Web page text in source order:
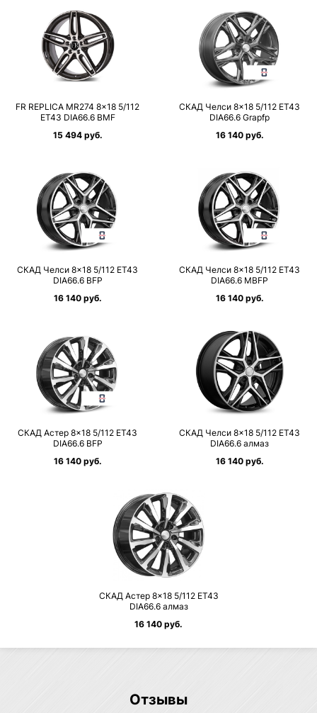
FR REPLICA MR274 8×18 5/112
ET43 DIA66.6 BMF
15 494 руб.
СКАД Челси 8×18 5/112 ET43
DIA66.6 Grapfp
16 140 руб.
СКАД Челси 8×18 5/112 ET43
DIA66.6 BFP
16 140 руб.
СКАД Челси 8×18 5/112 ET43
DIA66.6 MBFP
16 140 руб.
СКАД Астер 8×18 5/112 ET43
DIA66.6 BFP
16 140 руб.
СКАД Челси 8×18 5/112 ET43
DIA66.6 алмаз
16 140 руб.
СКАД Астер 8×18 5/112 ET43
DIA66.6 алмаз
16 140 руб.
Отзывы